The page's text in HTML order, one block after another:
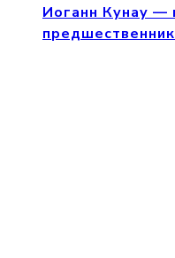
Иоганн Кунау —